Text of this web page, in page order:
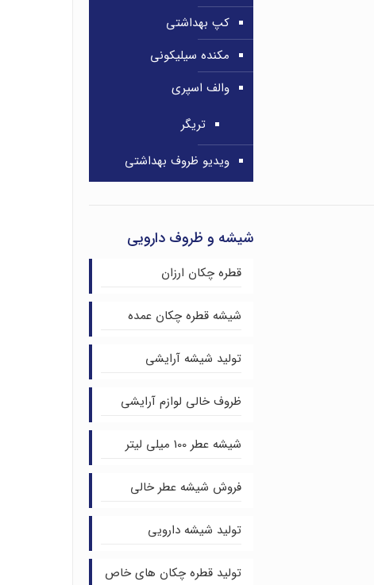
کپ بهداشتی
مکنده سیلیکونی
والف اسپری
تریگر
ویدیو ظروف بهداشتی
شیشه و ظروف دارویی
قطره چکان ارزان
شیشه قطره چکان عمده
تولید شیشه آرایشی
ظروف خالی لوازم آرایشی
شیشه عطر 100 میلی لیتر
فروش شیشه عطر خالی
تولید شیشه دارویی
تولید قطره چکان های خاص